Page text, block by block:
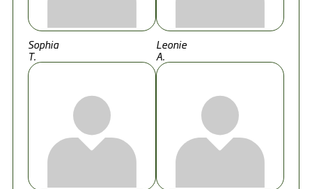
Sophia
T.
Leonie
A.